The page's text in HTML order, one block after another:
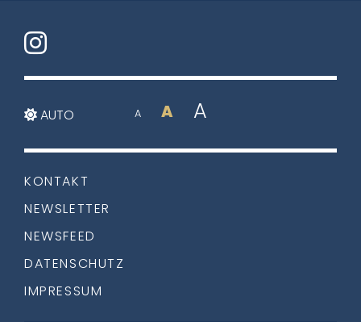
AUTO A A A
KONTAKT
NEWSLETTER
NEWSFEED
DATENSCHUTZ
IMPRESSUM